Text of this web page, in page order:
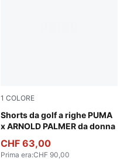
1 COLORE
Shorts da golf a righe PUMA
x ARNOLD PALMER da donna
Alpine Snow
CHF 63,00
Prima era:CHF 90,00